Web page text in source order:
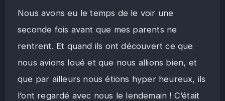
Nous avons eu le temps de le voir une
seconde fois avant que mes parents ne
rentrent. Et quand ils ont découvert ce que
nous avions loué et que nous allions bien, et
que par ailleurs nous étions hyper heureux, ils
l’ont regardé avec nous le lendemain ! C’était